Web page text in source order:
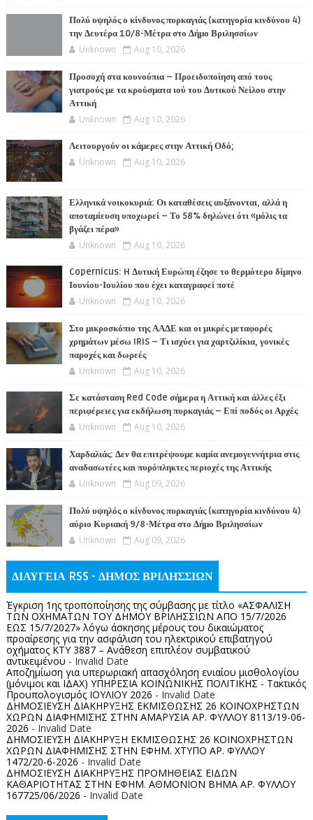
Πολύ υψηλός ο κίνδυνος πυρκαγιάς (κατηγορία κινδύνου 4)
την Δευτέρα 10/8-Μέτρα στο Δήμο Βριλησσίων
Unknown Aug 10, 2026
Προσοχή στα κουνούπια – Προειδοποίηση από τους
γιατρούς με τα κρούσματα ιού του Δυτικού Νείλου στην
Αττική
Unknown Aug 10, 2026
Λειτουργούν οι κάμερες στην Αττική Οδό;
Unknown Aug 10, 2026
Ελληνικά νοικοκυριά: Οι καταθέσεις αυξάνονται, αλλά η
αποταμίευση υποχωρεί – Το 58% δηλώνει ότι «μόλις τα
βγάζει πέρα»
Unknown Aug 10, 2026
Copernicus: H Δυτική Ευρώπη έζησε το θερμότερο δίμηνο
Ιουνίου-Ιουλίου που έχει καταγραφεί ποτέ
Unknown Aug 10, 2026
Στο μικροσκόπιο της ΑΑΔΕ και οι μικρές μεταφορές
χρημάτων μέσω IRIS – Τι ισχύει για χαρτζιλίκια, γονικές
παροχές και δωρεές
Unknown Aug 10, 2026
Σε κατάσταση Red Code σήμερα η Αττική και άλλες έξι
περιφέρειες για εκδήλωση πυρκαγιάς – Επί ποδός οι Αρχές
Unknown Aug 10, 2026
Χαρδαλιάς: Δεν θα επιτρέψουμε καμία ανεμογεννήτρια στις
αναδασωτέες και πυρόπληκτες περιοχές της Αττικής
Unknown Aug 09, 2026
Πολύ υψηλός ο κίνδυνος πυρκαγιάς (κατηγορία κινδύνου 4)
αύριο Κυριακή 9/8-Μέτρα στο Δήμο Βριλησσίων
Unknown Aug 09, 2026
ΔΙΑΥΓΕΙΑ RSS - ΔΗΜΟΣ ΒΡΙΛΗΣΣΙΩΝ
Έγκριση 1ης τροποποίησης της σύμβασης με τίτλο «ΑΣΦΑΛΙΣΗ
ΤΩΝ ΟΧΗΜΑΤΩΝ ΤΟΥ ΔΗΜΟΥ ΒΡΙΛΗΣΣΙΩΝ ΑΠΟ 15/7/2026
ΕΩΣ 15/7/2027» λόγω άσκησης μέρους του δικαιώματος
προαίρεσης για την ασφάλιση του ηλεκτρικού επιβατηγού
οχήματος ΚΤΥ 3887 – Ανάθεση επιπλέον συμβατικού
αντικειμένου - Invalid Date
Αποζημίωση για υπερωριακή απασχόληση ενιαίου μισθολογίου
(μόνιμοι και ΙΔΑΧ) ΥΠΗΡΕΣΙΑ ΚΟΙΝΩΝΙΚΗΣ ΠΟΛΙΤΙΚΗΣ - Τακτικός
Προυπολογισμός ΙΟΥΛΙΟΥ 2026 - Invalid Date
ΔΗΜΟΣΙΕΥΣΗ ΔΙΑΚΗΡΥΞΗΣ ΕΚΜΙΣΘΩΣΗΣ 26 ΚΟΙΝΟΧΡΗΣΤΩΝ
ΧΩΡΩΝ ΔΙΑΦΗΜΙΣΗΣ ΣΤΗΝ ΑΜΑΡΥΣΙΑ ΑΡ. ΦΥΛΛΟΥ 8113/19-06-
2026 - Invalid Date
ΔΗΜΟΣΙΕΥΣΗ ΔΙΑΚΗΡΥΞΗ ΕΚΜΙΣΘΩΣΗΣ 26 ΚΟΙΝΟΧΡΗΣΤΩΝ
ΧΩΡΩΝ ΔΙΑΦΗΜΙΣΗΣ ΣΤΗΝ ΕΦΗΜ. ΧΤΥΠΟ ΑΡ. ΦΥΛΛΟΥ
1472/20-6-2026 - Invalid Date
ΔΗΜΟΣΙΕΥΣΗ ΔΙΑΚΗΡΥΞΗΣ ΠΡΟΜΗΘΕΙΑΣ ΕΙΔΩΝ
ΚΑΘΑΡΙΟΤΗΤΑΣ ΣΤΗΝ ΕΦΗΜ. ΑΘΜΟΝΙΟΝ ΒΗΜΑ ΑΡ. ΦΥΛΛΟΥ
167725/06/2026 - Invalid Date